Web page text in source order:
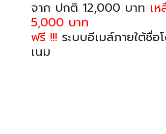
จาก ปกติ 12,000 บาท เ
5,000 บาท
ฟรี !!! ระบบอีเมล์ภายใต้ชื่อ
เนม